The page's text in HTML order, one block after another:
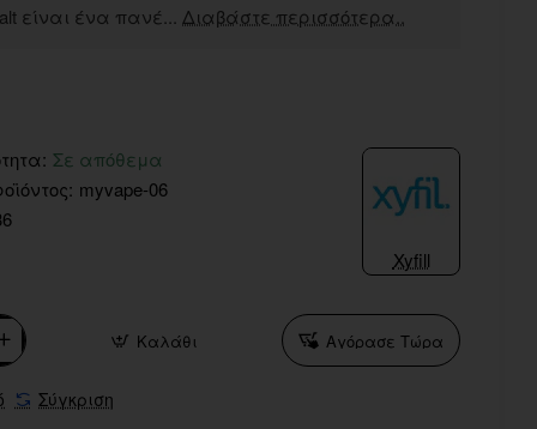
είναι ένα πανέ... Διαβάστε περισσότερα..
Σε απόθεμα
myvape-06
Xyfill
Καλάθι Αγόρασε Τώρα
Σύγκριση